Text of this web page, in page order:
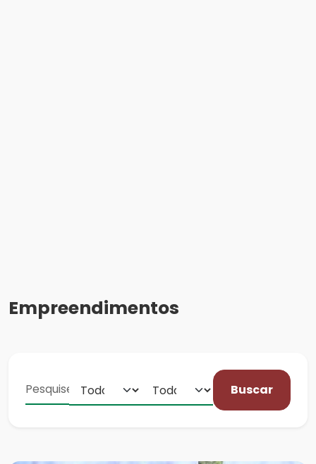
Empreendimentos
Buscar